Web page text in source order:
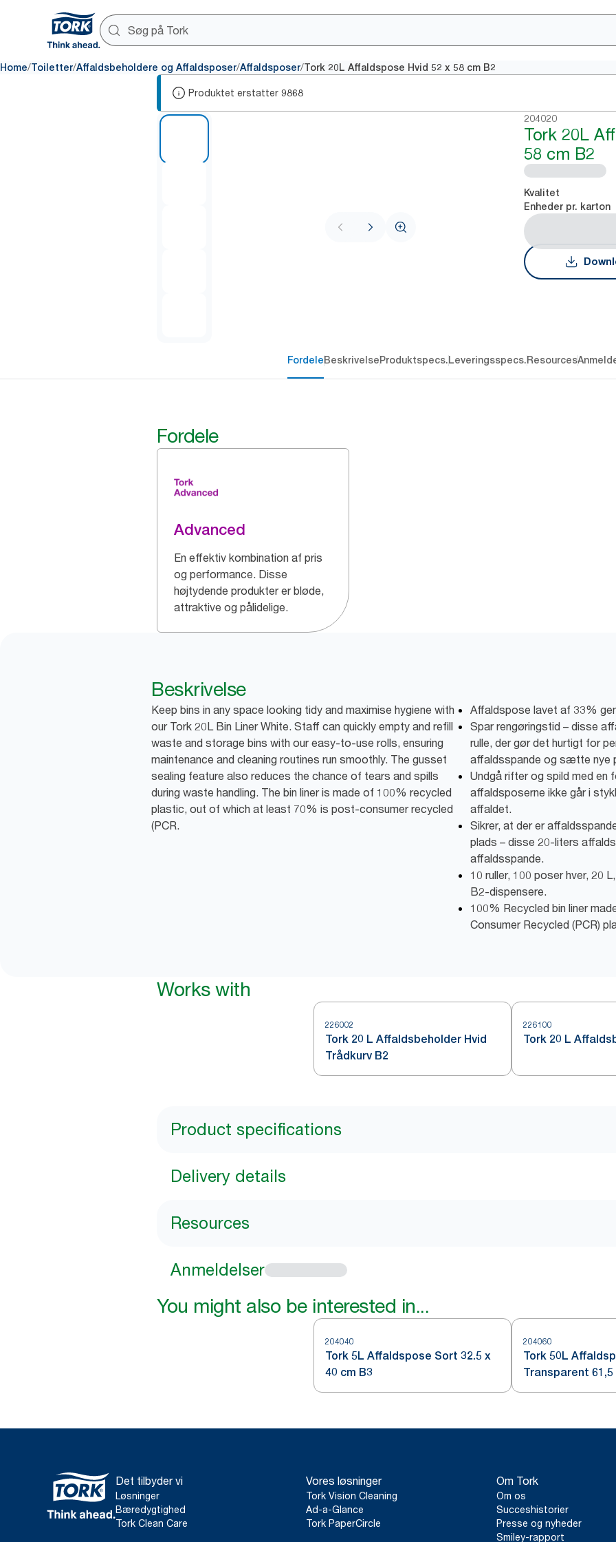
Home/Toiletter/Affaldsbeholdere og Affaldsposer/Affaldsposer/Tork 20L Affaldspose Hvid 52 x 58 cm B2
Produktet erstatter 9868
204020
Tork 20L
58 cm B2
Kvalitet
Enheder pr. karton
FordeleBeskrivelseProduktspecs.Leveringsspecs.Resources
Fordele
Advanced
En effektiv kombination af pris
og performance. Disse
højtydende produkter er bløde,
attraktive og pålidelige.
Beskrivelse
Keep bins in any space looking tidy and maximise hygiene with
our Tork 20L Bin Liner White. Staff can quickly empty and refill
waste and storage bins with our easy-to-use rolls, ensuring
maintenance and cleaning routines run smoothly. The gusset
sealing feature also reduces the chance of tears and spills
during waste handling. The bin liner is made of 100% recycled
plastic, out of which at least 70% is post-consumer recycled
(PCR.
Affaldspose lavet af 33%
Spar rengøringstid – disse
rulle, der gør det hurtigt for
affaldsspande og sætte nye
Undgå rifter og spild med en
affaldsposerne ikke går i
affaldet.
Sikrer, at der er
plads – disse 20-liters
affaldsspande.
10 ruller, 100 poser hver, 20
B2-dispensere.
100% Recycled bin liner
Consumer Recycled (PCR)
Works with
226002
Tork 20 L Affaldsbeholder Hvid
Trådkurv B2
226100
Tork 20 L
Product specifications
Delivery details
Resources
Anmeldelser
You might also be interested in...
204040
Tork 5L Affaldspose Sort 32.5 x
40 cm B3
204060
Tork 50L
Det tilbyder vi
Løsninger
Bæredygtighed
Tork Clean Care
Vores løsninger
Tork Vision Cleaning
Ad-a-Glance
Tork PaperCircle
Om Tork
Om os
Succeshistorier
Presse og nyheder
Smiley-rapport